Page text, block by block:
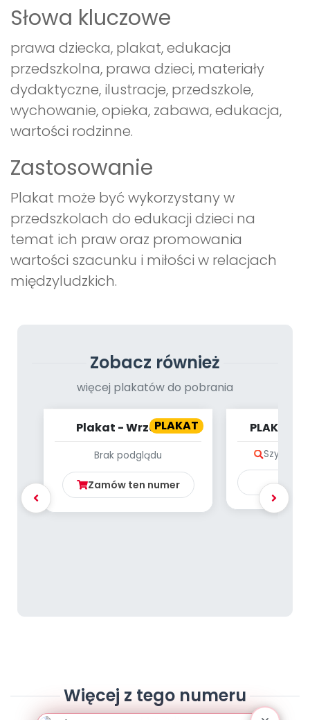
Słowa kluczowe
prawa dziecka, plakat, edukacja
przedszkolna, prawa dzieci, materiały
dydaktyczne, ilustracje, przedszkole,
wychowanie, opieka, zabawa, edukacja,
wartości rodzinne.
Zastosowanie
Plakat może być wykorzystany w
przedszkolach do edukacji dzieci na
temat ich praw oraz promowania
wartości szacunku i miłości w relacjach
międzyludzkich.
Zobacz również
więcej plakatów do pobrania
PLAKAT
Plakat - Wrzesień
Brak podglądu
Zamów ten numer
PLAKAT -
Szybki
Więcej z tego numeru